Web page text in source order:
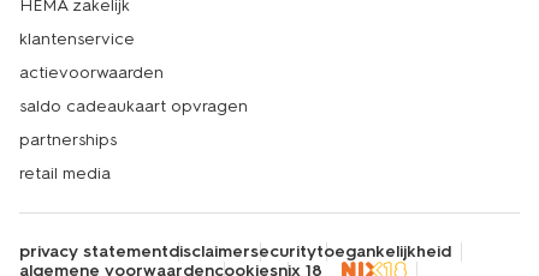
HEMA zakelijk
klantenservice
actievoorwaarden
saldo cadeaukaart opvragen
partnerships
retail media
privacy statementdisclaimersecuritytoegankelijkheid
algemene voorwaardencookiesnix 18